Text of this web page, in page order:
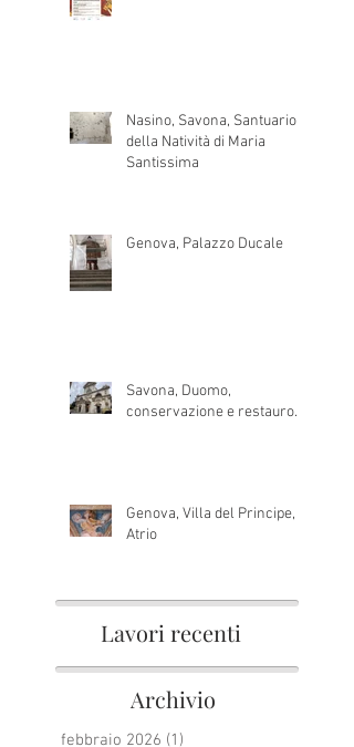
Nasino, Savona, Santuario
della Natività di Maria
Santissima
Genova, Palazzo Ducale
Savona, Duomo,
conservazione e restauro.
Genova, Villa del Principe,
Atrio
Lavori recenti
Archivio
febbraio 2026 (1)